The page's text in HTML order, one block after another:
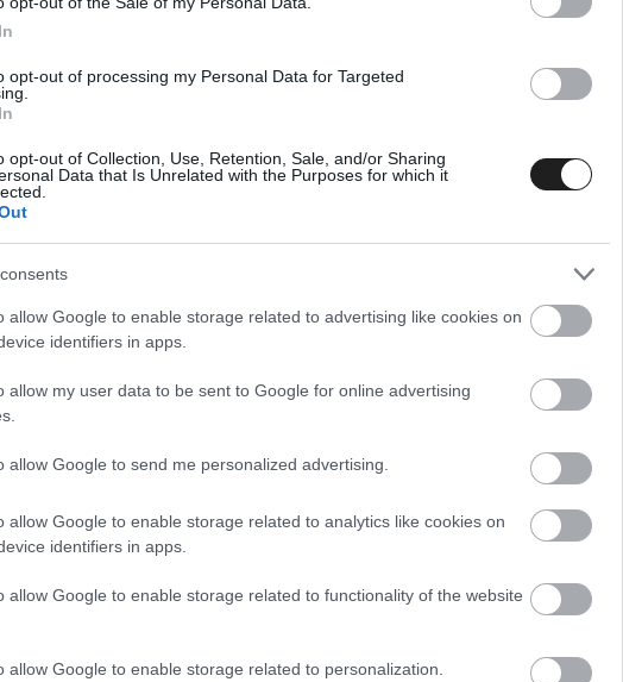
opt-out of processing my Personal Data for Targeted
opt-out of Collection, Use, Retention, Sale, and/or Sharing
Data that Is Unrelated with the Purposes for which it
allow Google to enable storage related to advertising like cookies on
identifiers in apps.
allow my user data to be sent to Google for online advertising
allow Google to send me personalized advertising.
allow Google to enable storage related to analytics like cookies on
identifiers in apps.
allow Google to enable storage related to functionality of the website
allow Google to enable storage related to personalization.
helyeztek most el a Yas Marina pálya 20-as kanyarjába
autója meg is [&hellip;]
akadályozzák meg, hogy
Verstappen tavalyi esete
újra az, ami tavaly Max Verstappen kapcsán esett meg. A
akkor pályaelhagyással előzött és így harmadikként
azonban már nem állhatott fel, mert a levágásért
Kimi Räikkönen örökölte meg. Nagy [&hellip;]